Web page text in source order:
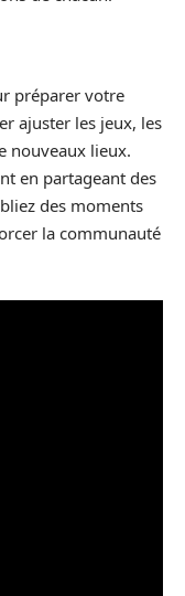
préparer votre
ajuster les jeux, les
nouveaux lieux.
en partageant des
des moments
la communauté